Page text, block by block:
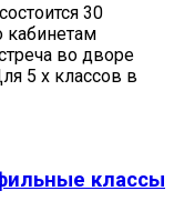
30
во дворе
5 х классов в
классы